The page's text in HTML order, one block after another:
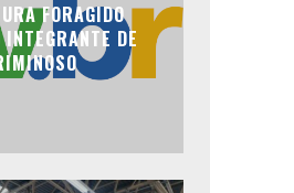
FORAGIDO
INTEGRANTE DE